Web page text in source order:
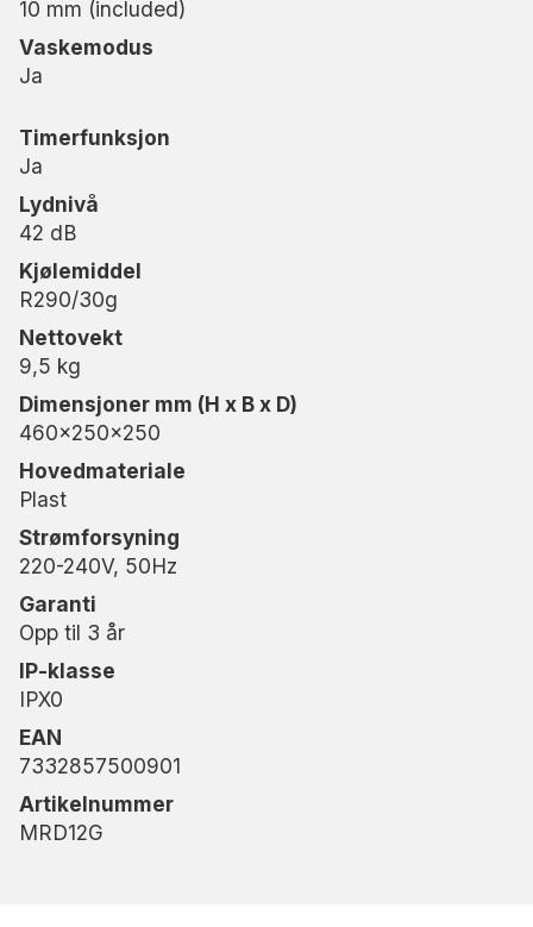
Ved å registrere MRD12 på
utvider du garantien fra 2 til 3 år.
10 mm (included)
Vaskemodus
Ja
Timerfunksjon
Ja
Lydnivå
42 dB
Kjølemiddel
R290/30g
Nettovekt
9,5 kg
Dimensjoner mm (H x B x D)
460x250x250
Hovedmateriale
Plast
Strømforsyning
220-240V, 50Hz
Garanti
Opp til 3 år
IP-klasse
IPX0
EAN
7332857500901
Artikelnummer
MRD12G